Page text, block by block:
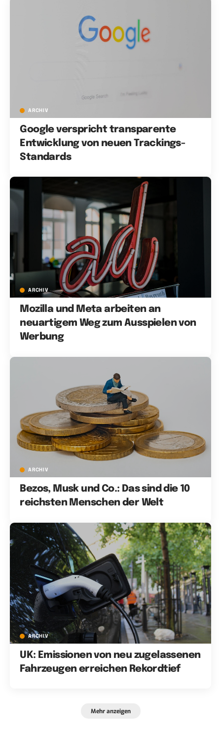
ARCHIV
Google verspricht transparente
Entwicklung von neuen Trackings-
Standards
ARCHIV
Mozilla und Meta arbeiten an
neuartigem Weg zum Ausspielen von
Werbung
ARCHIV
Bezos, Musk und Co.: Das sind die 10
reichsten Menschen der Welt
ARCHIV
UK: Emissionen von neu zugelassenen
Fahrzeugen erreichen Rekordtief
Mehr anzeigen